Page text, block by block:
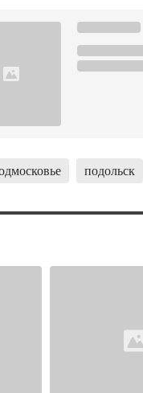
подольск